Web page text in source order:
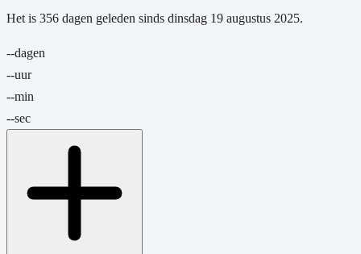
Het is 356 dagen geleden sinds dinsdag 19 augustus 2025.
--dagen
--uur
--min
--sec